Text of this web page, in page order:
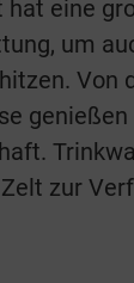
hat eine
um
Von
genießen
zur